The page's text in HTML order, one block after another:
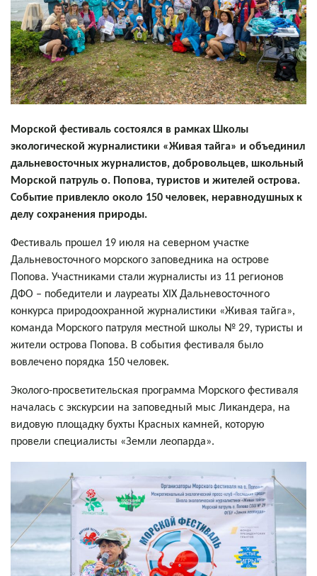
Морской фестиваль состоялся в рамках Школы
экологической журналистики «Живая тайга» и объединил
дальневосточных журналистов, добровольцев, школьный
Морской патруль о. Попова, туристов и жителей острова.
Событие привлекло около 150 человек, неравнодушных к
делу сохранения природы.
Фестиваль прошел 19 июля на северном участке
Дальневосточного морского заповедника на острове
Попова. Участниками стали журналисты из 11 регионов
ДФО – победители и лауреаты XIX Дальневосточного
конкурса природоохранной журналистики «Живая тайга»,
команда Морского патруля местной школы № 29, туристы и
жители острова Попова. В события фестиваля было
вовлечено порядка 150 человек.
Эколого-просветительская программа Морского фестиваля
началась с экскурсии на заповедный мыс Ликандера, на
видовую площадку бухты Красных камней, которую
провели специалисты «Земли леопарда».